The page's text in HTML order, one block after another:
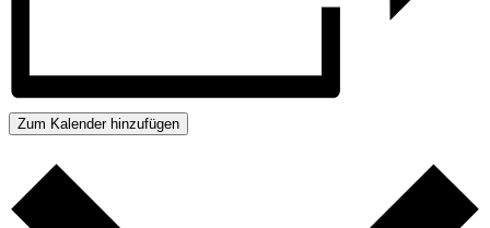
Zum Kalender hinzufügen